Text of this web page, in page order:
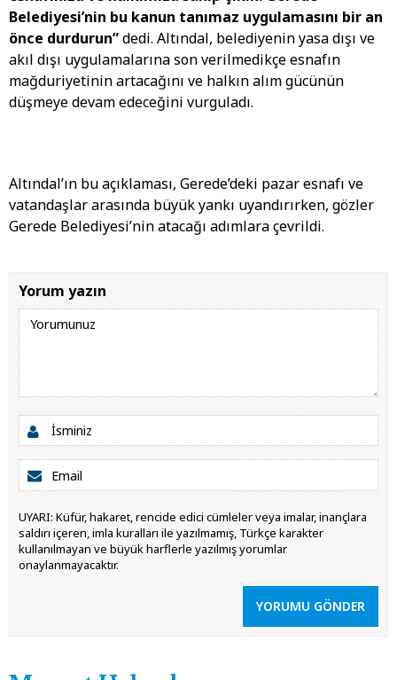
Belediyesi’nin bu kanun tanımaz uygulamasını bir an
önce durdurun”dedi. Altındal, belediyenin yasa dışı ve
akıl dışı uygulamalarına son verilmedikçe esnafın
mağduriyetinin artacağını ve halkın alım gücünün
düşmeye devam edeceğini vurguladı.
Altındal’ın bu açıklaması, Gerede’deki pazar esnafı ve
vatandaşlar arasında büyük yankı uyandırırken, gözler
Gerede Belediyesi’nin atacağı adımlara çevrildi.
Yorum yazın
UYARI: Küfür, hakaret, rencide edici cümleler veya imalar, inançlara
saldırı içeren, imla kuralları ile yazılmamış, Türkçe karakter
kullanılmayan ve büyük harflerle yazılmış yorumlar
onaylanmayacaktır.
YORUMU GÖNDER